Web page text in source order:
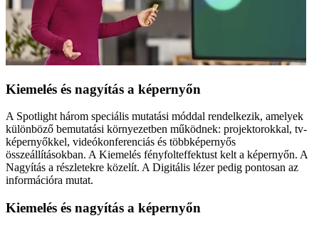
Kiemelés és nagyítás a képernyőn
A Spotlight három speciális mutatási móddal rendelkezik, amelyek
különböző bemutatási környezetben működnek: projektorokkal, tv-
képernyőkkel, videókonferenciás és többképernyős
összeállításokban. A Kiemelés fényfolteffektust kelt a képernyőn. A
Nagyítás a részletekre közelít. A Digitális lézer pedig pontosan az
információra mutat.
Kiemelés és nagyítás a képernyőn